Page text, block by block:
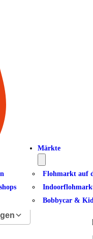
Märkte
Flohmarkt auf
Bobbycar &